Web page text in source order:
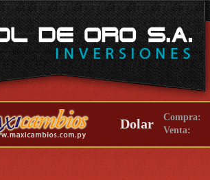
Dolar
Compra:
Venta: